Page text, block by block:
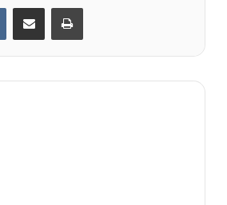
VKontakteE-Posta ile paylaş Yazdır